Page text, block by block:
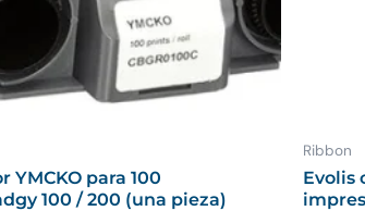
YMCKO para 100
100 / 200 (una pieza)
Ribbon
Evolis